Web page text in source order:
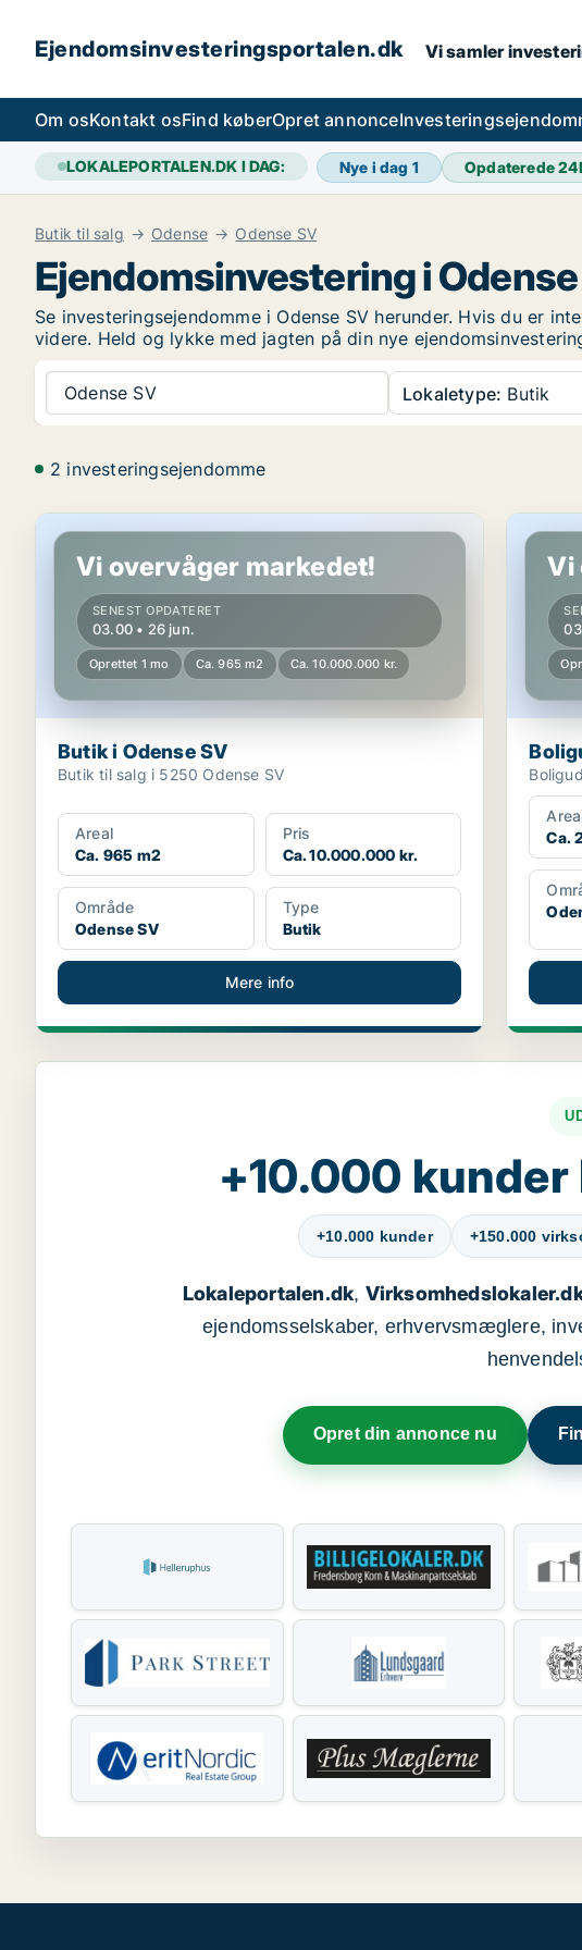
Ejendomsinvesteringsportalen.dk Vi samler
Om osKontakt osFind køberOpret annonce
LOKALEPORTALEN.DK I DAG: Nye i dag 1 Opdaterede
Butik til salg Odense Odense SV
Ejendomsinvestering i
Se investeringsejendomme i Odense SV herunder. Hvis du er
videre. Held og lykke med jagten på din nye
Odense SV Lokaletype: Butik
2 investeringsejendomme
Butik i Odense SV
Vi overvåger markedet!
SENEST OPDATERET
03.00 • 26 jun.
Oprettet 1 mo Ca. 965 m2 Ca. 10.000.000 kr.
Butik i Odense SV
Butik til salg i 5250 Odense SV
Areal
Ca. 965 m2
Pris
Ca. 10.000.000 kr.
Område
Odense SV
Type
Butik
Mere info
Vi
Ca.
+10.000
+10.000 kunder +150.000
Lokaleportalen.dk,
ejendomsselskaber, erhvervsmæglere,
Opret din annonce nu